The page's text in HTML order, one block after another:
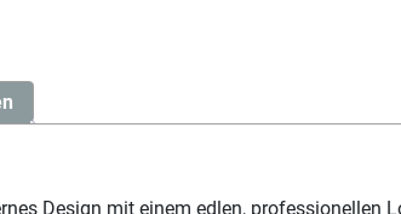
Design mit einem edlen, professionellen